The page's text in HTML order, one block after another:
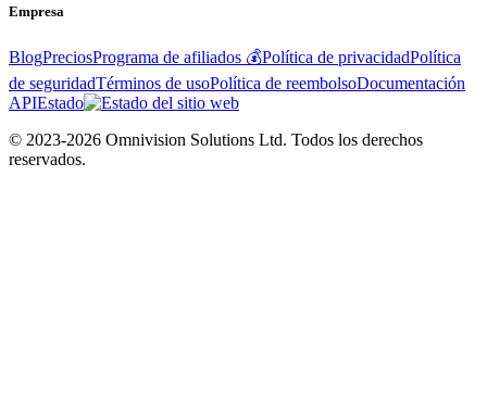
Empresa
BlogPreciosPrograma de afiliados 💰Política de privacidadPolítica
de seguridadTérminos de usoPolítica de reembolsoDocumentación
APIEstado
© 2023-2026 Omnivision Solutions Ltd. Todos los derechos
reservados.